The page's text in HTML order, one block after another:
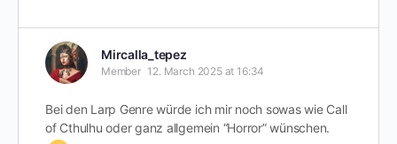
Mircalla_tepez
Member 12. March 2025 at 16:34
Bei den Larp Genre würde ich mir noch sowas wie Call
of Cthulhu oder ganz allgemein “Horror” wünschen.